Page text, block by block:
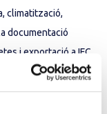
climatització,
documentació
i exportació a IFC.